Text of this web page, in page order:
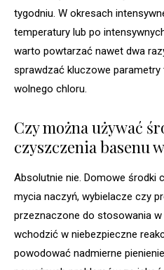
tygodniu. W okresach
temperatury lub po
warto powtarzać nawet dwa
sprawdzać kluczowe parametry
wolnego chloru.
Czy można używać
czyszczenia basenu
Absolutnie nie. Domowe środki
mycia naczyń, wybielacze czy
przeznaczone do stosowania w
wchodzić w niebezpieczne
powodować nadmierne